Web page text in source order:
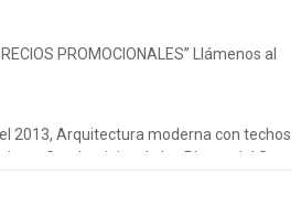
PROMOCIONALES” Llámenos al
2013, Arquitectura moderna con techos
Condominios de las Playas del Sur